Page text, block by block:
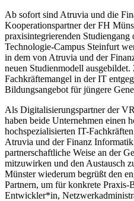
Ab sofort sind Atruvia und die
Kooperationspartner der FH
praxisintegrierenden
Technologie-Campus Steinfurt
in dem von Atruvia und der
neuen Studienmodell
Fachkräftemangel in der IT
Bildungsangebot für jüngere
Als Digitalisierungspartner der
haben beide Unternehmen einen
hochspezialisierten IT-
Atruvia und der Finanz
partnerschaftliche Weise an der
mitzuwirken und den Austausch
Münster wiederum begrüßt den
Partnern, um für konkrete Praxis-
Entwickler*in,